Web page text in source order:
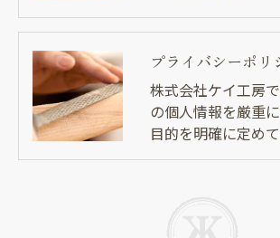
プライバシーポリ
株式会社ケイ工房
の個人情報を厳重
目的を明確に定め